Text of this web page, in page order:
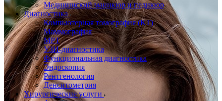
Медицинский маникюр и педикюр
Диагностика
Компьютерная томография (КТ)
Маммография
МРТ
УЗИ-диагностика
Функциональная диагностика
Эндоскопия
Рентгенология
Денситометрия
Хирургические услуги